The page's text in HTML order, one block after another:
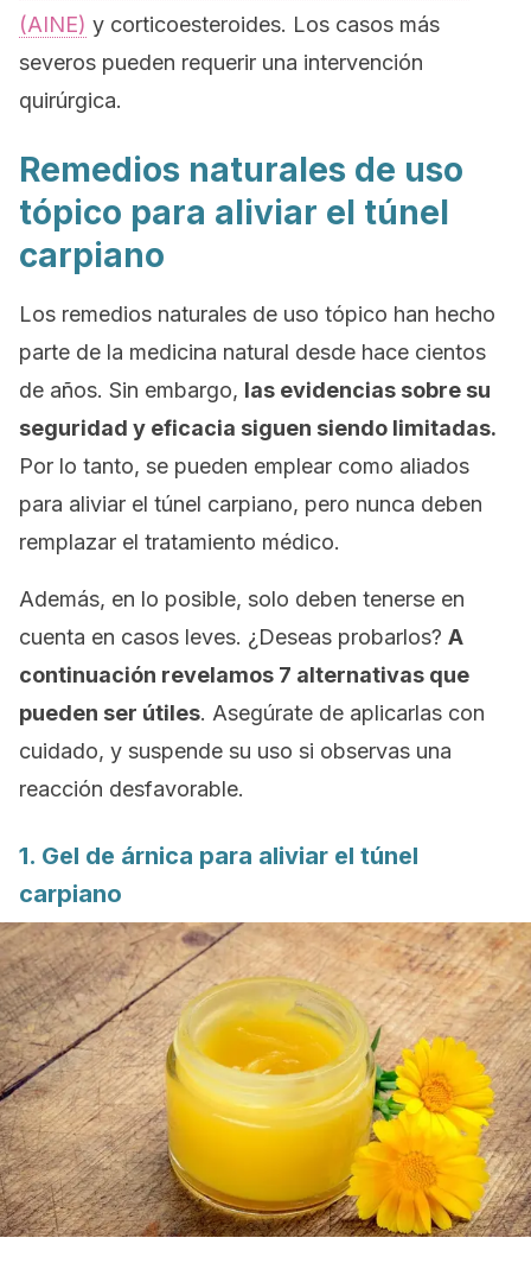
(AINE) y corticoesteroides. Los casos más
severos pueden requerir una intervención
quirúrgica.
Remedios naturales de uso
tópico para aliviar el túnel
carpiano
Los remedios naturales de uso tópico han hecho
parte de la medicina natural desde hace cientos
de años. Sin embargo, las evidencias sobre su
seguridad y eficacia siguen siendo limitadas.
Por lo tanto, se pueden emplear como aliados
para aliviar el túnel carpiano, pero nunca deben
remplazar el tratamiento médico.
Además, en lo posible, solo deben tenerse en
cuenta en casos leves. ¿Deseas probarlos? A
continuación revelamos 7 alternativas que
pueden ser útiles. Asegúrate de aplicarlas con
cuidado, y suspende su uso si observas una
reacción desfavorable.
1. Gel de árnica para aliviar el túnel
carpiano